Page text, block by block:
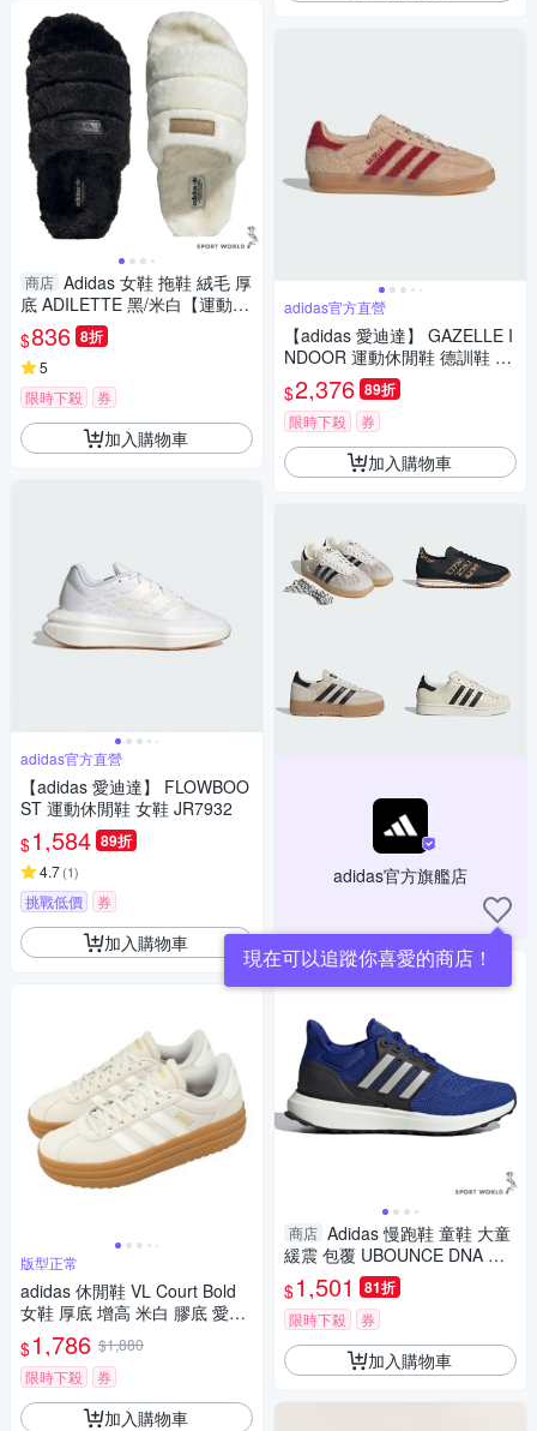
商店 Adidas 女鞋 拖鞋 絨毛 厚
底 ADILETTE 黑/米白【運動世
界】IF3964/IF3965
$836 8折
5
限時下殺
券
加入購物車
adidas官方直營
【adidas 愛迪達】 FLOWBOO
ST 運動休閒鞋 女鞋 JR7932
$1,584 89折
4.7(1)
挑戰低價 券
加入購物車
版型正常
adidas 休閒鞋 VL Court Bold
女鞋 厚底 增高 米白 膠底 愛迪
達 JQ5633
$1,786 $1,880
限時下殺
券
加入購物車
adidas官方直營
【adidas 愛迪達】 GAZELLE I
NDOOR 運動休閒鞋 德訓鞋 滑
板 復古 女鞋 - Originals JP834
1
$2,376 89折
限時下殺 券
加入購物車
adidas官方旗艦店
現在可以追蹤你喜愛的商店！
商店 Adidas 慢跑鞋 童鞋 大童
緩震 包覆 UBOUNCE DNA 藍
【運動世界】IG1525
$1,501 81折
限時下殺 券
加入購物車